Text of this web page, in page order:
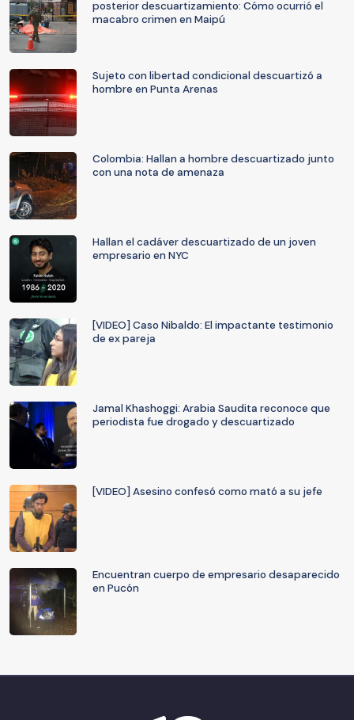
posterior descuartizamiento: Cómo ocurrió el
macabro crimen en Maipú
Sujeto con libertad condicional descuartizó a
hombre en Punta Arenas
Colombia: Hallan a hombre descuartizado junto
con una nota de amenaza
Hallan el cadáver descuartizado de un joven
empresario en NYC
[VIDEO] Caso Nibaldo: El impactante testimonio
de ex pareja
Jamal Khashoggi: Arabia Saudita reconoce que
periodista fue drogado y descuartizado
[VIDEO] Asesino confesó como mató a su jefe
Encuentran cuerpo de empresario desaparecido
en Pucón